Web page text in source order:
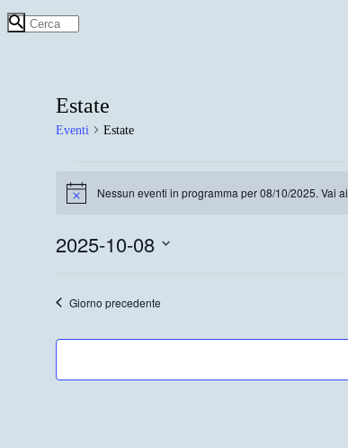
Estate
Eventi Estate
forNotice Nessun eventi in programma per 08/10/2025. Vai ai
2025-10-08
data.Giorno precedente